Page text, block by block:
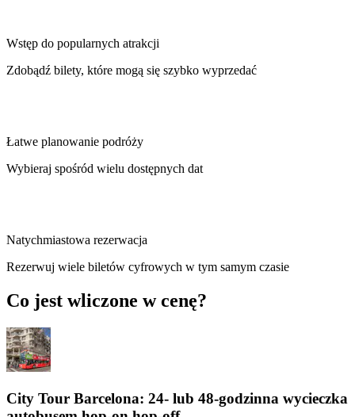
Wstęp do popularnych atrakcji
Zdobądź bilety, które mogą się szybko wyprzedać
Łatwe planowanie podróży
Wybieraj spośród wielu dostępnych dat
Natychmiastowa rezerwacja
Rezerwuj wiele biletów cyfrowych w tym samym czasie
Co jest wliczone w cenę?
City Tour Barcelona: 24- lub 48-godzinna wycieczka